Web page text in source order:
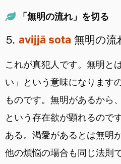
「無明の流れ」を切る
⒌ avijjā sota 無明の流
これが真犯人です。無明と
い」という意味になります
ものです。無明があるから
という存在欲が顕れるので
ある。渇愛があるとは無明
他の煩悩の場合も同じ法則